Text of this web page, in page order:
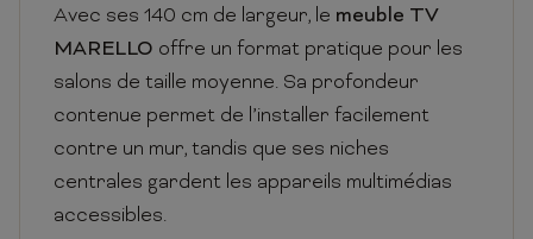
Avec ses 140 cm de largeur, le meuble TV
MARELLO offre un format pratique pour les
salons de taille moyenne. Sa profondeur
contenue permet de l’installer facilement
contre un mur, tandis que ses niches
centrales gardent les appareils multimédias
accessibles.